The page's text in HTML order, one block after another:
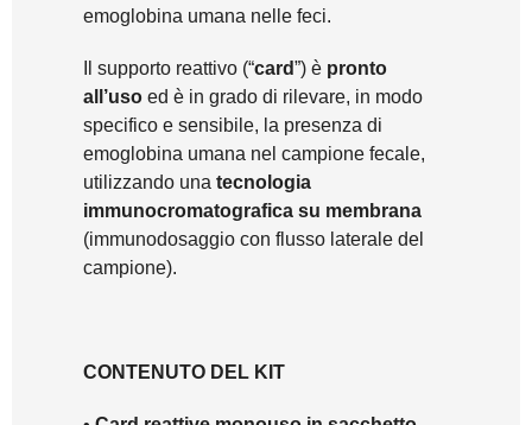
emoglobina umana nelle feci.
Il supporto reattivo (“card”) è pronto
all’uso ed è in grado di rilevare, in modo
specifico e sensibile, la presenza di
emoglobina umana nel campione fecale,
utilizzando una tecnologia
immunocromatografica su membrana
(immunodosaggio con flusso laterale del
campione).
CONTENUTO DEL KIT